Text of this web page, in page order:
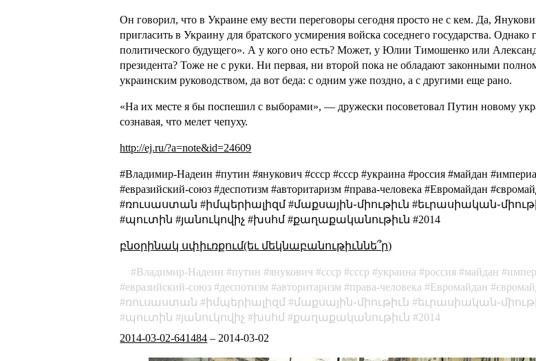
Он говорил, что в Украине ему вести переговоры сегодня просто не с кем. Да,
пригласить в Украину для братского усмирения войска соседнего государства.
политического будущего». А у кого оно есть? Может, у Юлии Тимошенко или
президента? Тоже не с руки. Ни первая, ни второй пока не обладают законными
украинским руководством, да вот беда: с одним уже поздно, а с другими еще рано.
«На их месте я бы поспешил с выборами», — дружески посоветовал Путин новому
сознавая, что мелет чепуху.
http://ej.ru/?a=note&id=24609
#Владимир-Надеин #путин #янукович #cccp #ссср #украина #россия #майдан
#евразийский-союз #деспотизм #авторитаризм #права-человека #Евромайдан
#ռուսաստան #իմպերիալիզմ #մաքսային֊միութիւն
#պուտին #յանուկովիչ #խսհմ #քաղաքականութիւն #2014
բնօրինակ սփիւռքում(եւ մեկնաբանութիւննե՞ր)
Владимир-Надеин путин янукович cccp ссср украина россия майдан
евразийский-союз
деспотизм авторитаризм права-человека Евромайдан
ռուսաստան
իմպերիալիզմ մաքսային֊միութիւն
պուտին
յանուկովիչ խսհմ քաղաքականութիւն
2014
2014-03-02-641484 – 2014-03-02